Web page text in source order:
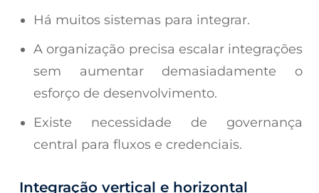
Há muitos sistemas para integrar.
A organização precisa escalar integrações
sem aumentar demasiadamente o
esforço de desenvolvimento.
Existe necessidade de governança
central para fluxos e credenciais.
Integração vertical e horizontal